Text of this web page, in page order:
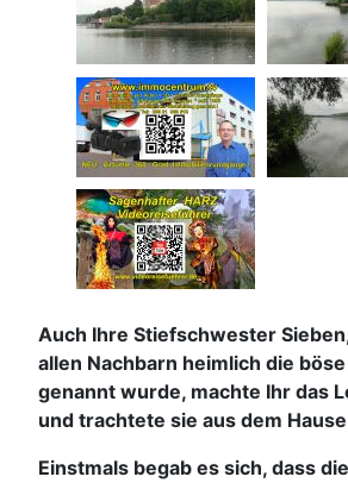
Auch Ihre Stiefschwester
allen Nachbarn heimlich die
genannt wurde, machte Ihr das
und trachtete sie aus dem
Einstmals begab es sich, dass